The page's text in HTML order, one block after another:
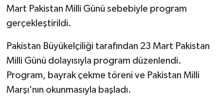
Mart Pakistan Milli Günü sebebiyle program
gerçekleştirildi.
Pakistan Büyükelçiliği tarafından 23 Mart Pakistan
Milli Günü dolayısıyla program düzenlendi.
Program, bayrak çekme töreni ve Pakistan Milli
Marşı'nın okunmasıyla başladı.